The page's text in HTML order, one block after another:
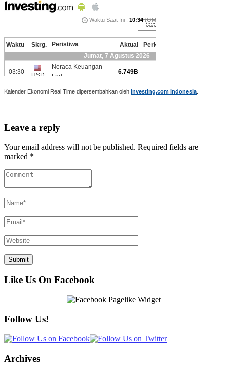
Kalender Ekonomi Real Time dipersembahkan oleh Investing.com Indonesia
Leave a reply
Your email address will not be published. Required fields are
marked *
Like Us On Facebook
Follow Us!
Archives